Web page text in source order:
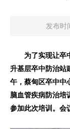
发布时
为了实现让卒
升基层卒中防治站
午，蔡甸区卒中中
脑血管疾病防治培
参加此次培训。会